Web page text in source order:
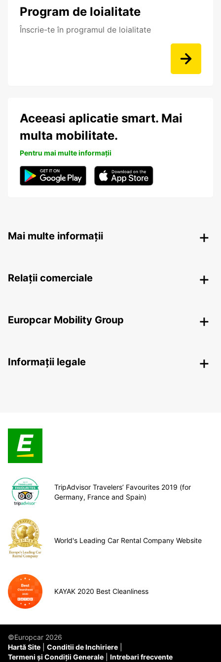
Program de loialitate
Înscrie-te în programul de loialitate
Aceeasi aplicatie smart. Mai
multa mobilitate.
Pentru mai multe informații
Mai multe informații
Relații comerciale
Europcar Mobility Group
Informații legale
TripAdvisor Travelers’ Favourites 2019 (for
Germany, France and Spain)
World's Leading Car Rental Company Website
KAYAK 2020 Best Cleanliness
©Europcar 2026
Hartă Site
Conditii de Inchiriere
Termeni și Condiții Generale
Intrebari frecvente